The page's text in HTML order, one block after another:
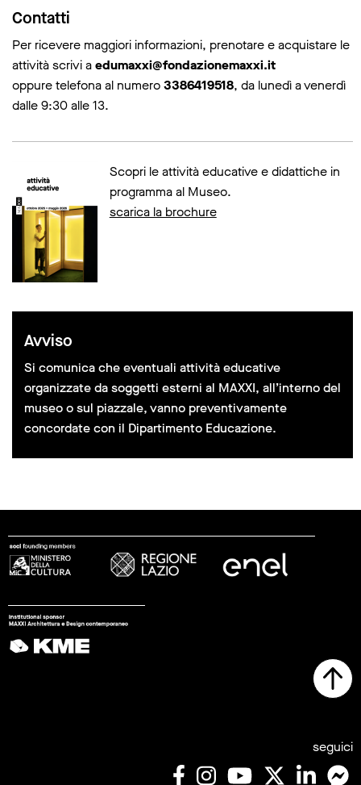
Contatti
Per ricevere maggiori informazioni, prenotare e acquistare le
attività scrivi aedumaxxi@fondazionemaxxi.it
oppure telefona al numero3386419518, da lunedì a venerdì
dalle 9:30 alle 13.
Scopri le attività educative e didattiche in
programma al Museo.
scarica la brochure
Avviso
Si comunica che eventuali attività educative
organizzate da soggetti esterni al MAXXI, all’interno del
museo o sul piazzale, vanno preventivamente
concordate con il Dipartimento Educazione.
seguici